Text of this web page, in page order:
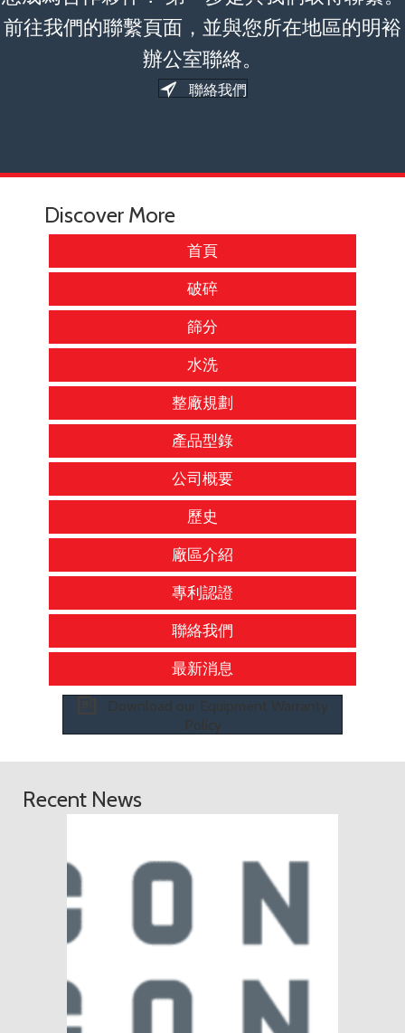
前往我們的聯繫頁面，並與您所在地區的明裕
辦公室聯絡。
聯絡我們
Discover More
首頁
破碎
篩分
水洗
整廠規劃
產品型錄
公司概要
歷史
廠區介紹
專利認證
聯絡我們
最新消息
Download our Equipment Warranty
Policy
Recent News